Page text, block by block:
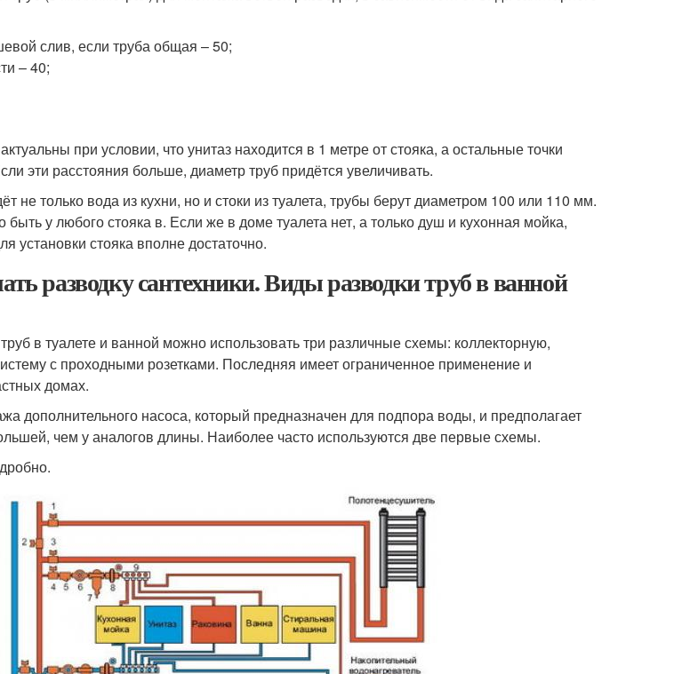
слив, если труба общая – 50;
– 40;
при условии, что унитаз находится в 1 метре от стояка, а остальные точки
эти расстояния больше, диаметр труб придётся увеличивать.
не только вода из кухни, но и стоки из туалета, трубы берут диаметром 100 или 110 мм.
у любого стояка в. Если же в доме туалета нет, а только душ и кухонная мойка,
установки стояка вполне достаточно.
разводку сантехники. Виды разводки труб в ванной
в туалете и ванной можно использовать три различные схемы: коллекторную,
с проходными розетками. Последняя имеет ограниченное применение и
домах.
дополнительного насоса, который предназначен для подпора воды, и предполагает
чем у аналогов длины. Наиболее часто используются две первые схемы.